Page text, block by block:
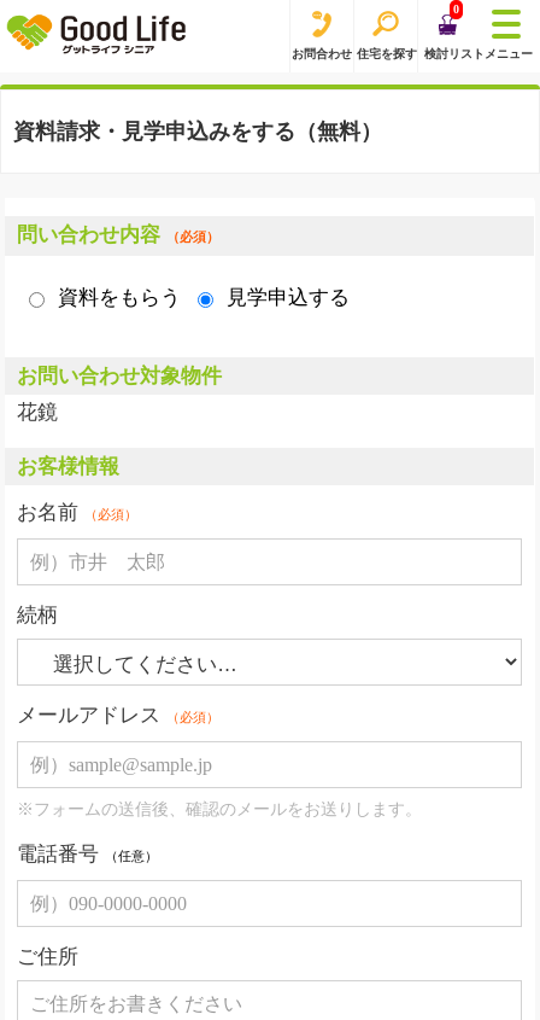
お問合わせ 住宅を探す
0
検討リスト メニュー
資料請求・見学申込みをする（無料）
問い合わせ内容 （必須）
資料をもらう 見学申込する
お問い合わせ対象物件
花鏡
お客様情報
お名前
（必須）
続柄
メールアドレス （必須）
※フォームの送信後、確認のメールをお送りします。
電話番号 （任意）
ご住所